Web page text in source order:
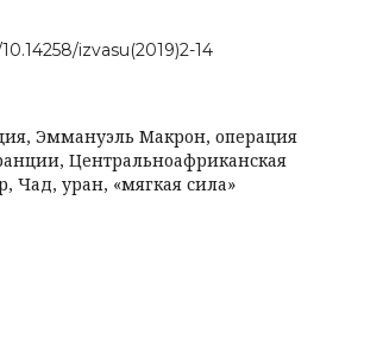
izvasu(2019)2-14
Эммануэль Макрон, операция
Центральноафриканская
Чад, уран, «мягкая сила»